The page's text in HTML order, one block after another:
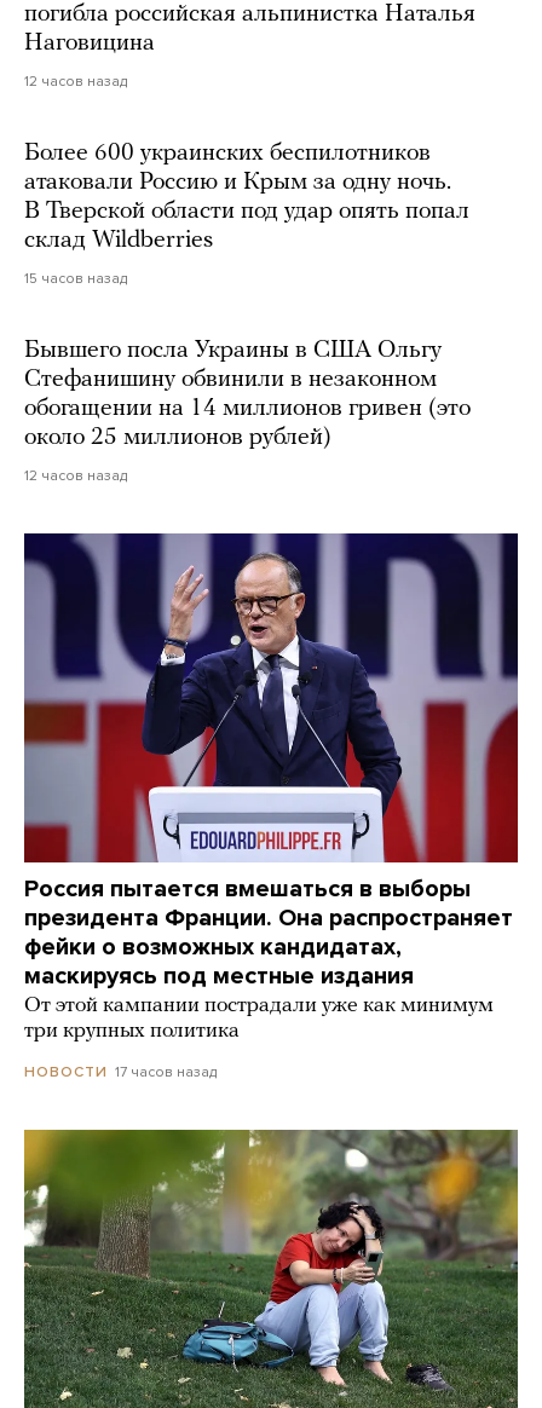
погибла российская альпинистка Наталья
Наговицина
12 часов назад
Более 600 украинских беспилотников
атаковали Россию и Крым за одну ночь.
В Тверской области под удар опять попал
склад Wildberries
15 часов назад
Бывшего посла Украины в США Ольгу
Стефанишину обвинили в незаконном
обогащении на 14 миллионов гривен (это
около 25 миллионов рублей)
12 часов назад
Россия пытается вмешаться в выборы
президента Франции. Она распространяет
фейки о возможных кандидатах,
маскируясь под местные издания
От этой кампании пострадали уже как минимум
три крупных политика
НОВОСТИ 17 часов назад